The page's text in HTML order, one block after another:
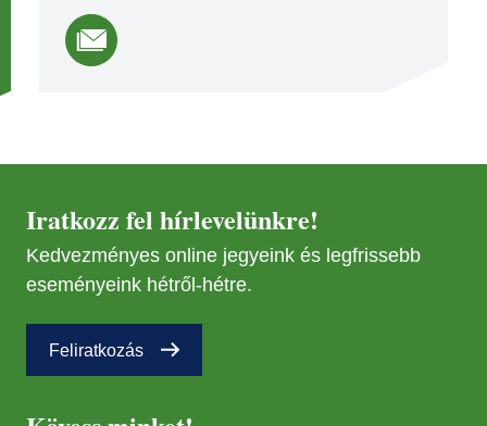
Iratkozz fel hírlevelünkre!
Kedvezményes online jegyeink és legfrissebb
eseményeink hétről-hétre.
Feliratkozás